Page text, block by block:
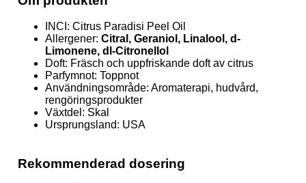
INCI: Citrus Paradisi Peel Oil
Allergener: Citral, Geraniol, Linalool, d-
Limonene, dl-Citronellol
Doft: Fräsch och uppfriskande doft av citrus
Parfymnot: Toppnot
Användningsområde: Aromaterapi, hudvård,
rengöringsprodukter
Växtdel: Skal
Ursprungsland: USA
Rekommenderad dosering